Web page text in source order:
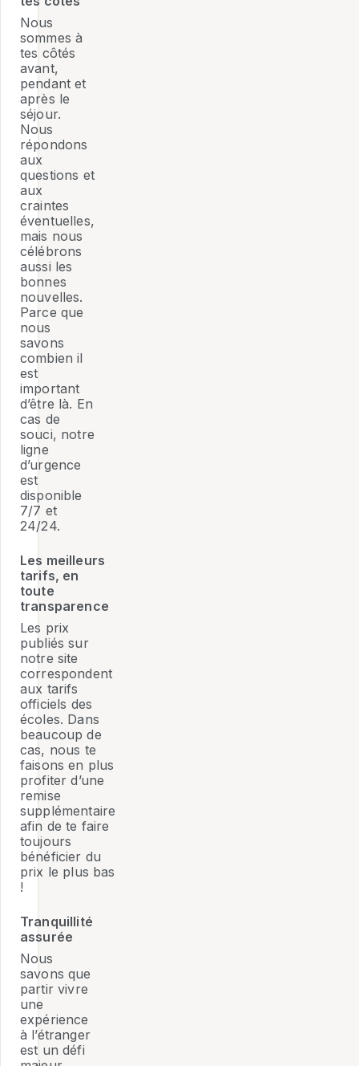
Nous
sommes à
tes côtés
avant,
pendant et
après le
séjour.
Nous
répondons
aux
questions et
aux
craintes
éventuelles,
mais nous
célébrons
aussi les
bonnes
nouvelles.
Parce que
nous
savons
combien il
est
important
d’être là. En
cas de
souci, notre
ligne
d’urgence
est
disponible
7/7 et
24/24.
Les meilleurs
tarifs, en
toute
transparence
Les prix
publiés sur
notre site
correspondent
aux tarifs
officiels des
écoles. Dans
beaucoup de
cas, nous te
faisons en plus
profiter d’une
remise
supplémentaire
afin de te faire
toujours
bénéficier du
prix le plus bas
!
Tranquillité
assurée
Nous
savons que
partir vivre
une
expérience
à l’étranger
est un défi